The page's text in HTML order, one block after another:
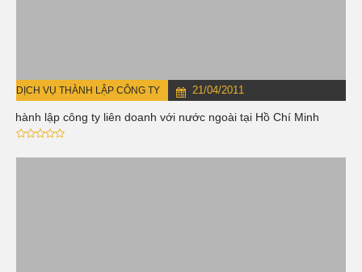
DỊCH VỤ THÀNH LẬP CÔNG TY 21/04/2011
Thành lập công ty liên doanh với nước ngoài tại Hồ Chí Minh